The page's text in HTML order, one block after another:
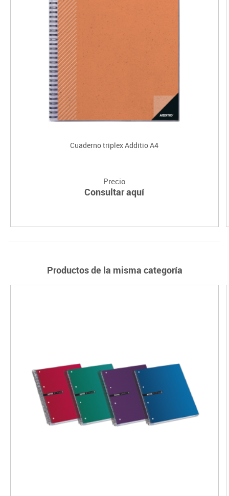
Cuaderno triplex Additio A4
Precio
Consultar aquí
Productos de la misma categoría